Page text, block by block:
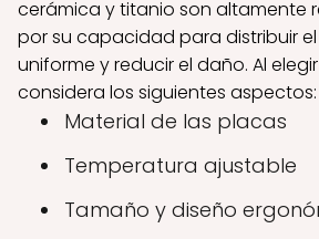
cerámica y titanio son altamente
por su capacidad para distribuir
uniforme y reducir el daño. Al
considera los siguientes aspectos:
Material de las placas
Temperatura ajustable
Tamaño y diseño